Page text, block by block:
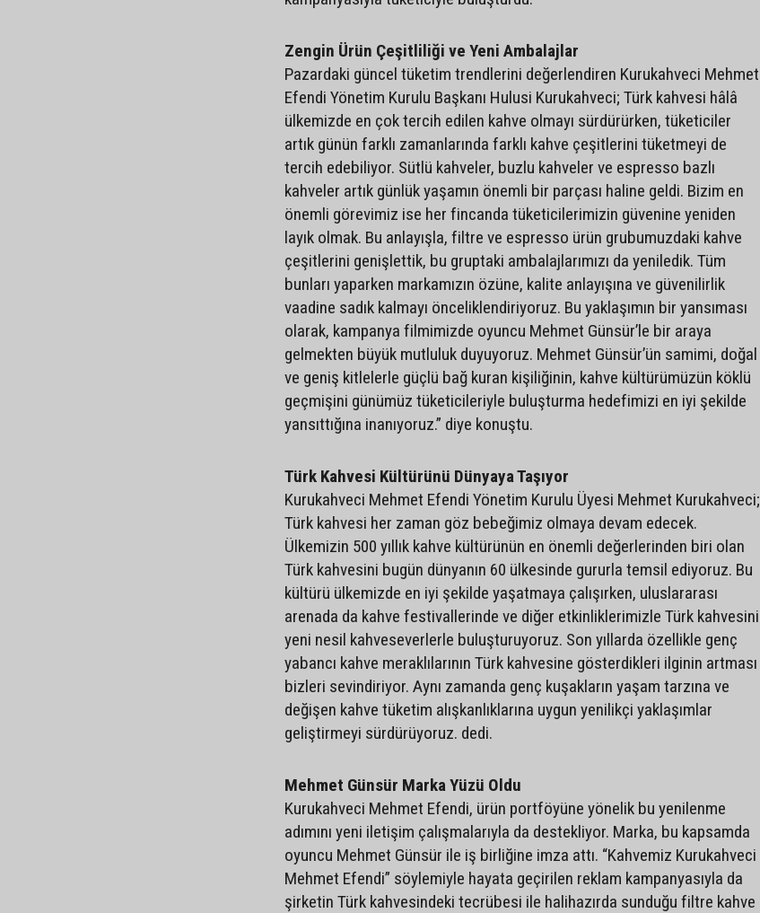
Zengin Ürün Çeşitliliği ve Yeni Ambalajlar
Pazardaki güncel tüketim trendlerini değerlendiren Kurukahveci Mehmet
Efendi Yönetim Kurulu Başkanı Hulusi Kurukahveci; Türk kahvesi hâlâ
ülkemizde en çok tercih edilen kahve olmayı sürdürürken, tüketiciler
artık günün farklı zamanlarında farklı kahve çeşitlerini tüketmeyi de
tercih edebiliyor. Sütlü kahveler, buzlu kahveler ve espresso bazlı
kahveler artık günlük yaşamın önemli bir parçası haline geldi. Bizim en
önemli görevimiz ise her fincanda tüketicilerimizin güvenine yeniden
layık olmak. Bu anlayışla, filtre ve espresso ürün grubumuzdaki kahve
çeşitlerini genişlettik, bu gruptaki ambalajlarımızı da yeniledik. Tüm
bunları yaparken markamızın özüne, kalite anlayışına ve güvenilirlik
vaadine sadık kalmayı önceliklendiriyoruz. Bu yaklaşımın bir yansıması
olarak, kampanya filmimizde oyuncu Mehmet Günsür’le bir araya
gelmekten büyük mutluluk duyuyoruz. Mehmet Günsür’ün samimi, doğal
ve geniş kitlelerle güçlü bağ kuran kişiliğinin, kahve kültürümüzün köklü
geçmişini günümüz tüketicileriyle buluşturma hedefimizi en iyi şekilde
yansıttığına inanıyoruz.” diye konuştu.
Türk Kahvesi Kültürünü Dünyaya Taşıyor
Kurukahveci Mehmet Efendi Yönetim Kurulu Üyesi Mehmet Kurukahveci;
Türk kahvesi her zaman göz bebeğimiz olmaya devam edecek.
Ülkemizin 500 yıllık kahve kültürünün en önemli değerlerinden biri olan
Türk kahvesini bugün dünyanın 60 ülkesinde gururla temsil ediyoruz. Bu
kültürü ülkemizde en iyi şekilde yaşatmaya çalışırken, uluslararası
arenada da kahve festivallerinde ve diğer etkinliklerimizle Türk kahvesini
yeni nesil kahveseverlerle buluşturuyoruz. Son yıllarda özellikle genç
yabancı kahve meraklılarının Türk kahvesine gösterdikleri ilginin artması
bizleri sevindiriyor. Aynı zamanda genç kuşakların yaşam tarzına ve
değişen kahve tüketim alışkanlıklarına uygun yenilikçi yaklaşımlar
geliştirmeyi sürdürüyoruz. dedi.
Mehmet Günsür Marka Yüzü Oldu
Kurukahveci Mehmet Efendi, ürün portföyüne yönelik bu yenilenme
adımını yeni iletişim çalışmalarıyla da destekliyor. Marka, bu kapsamda
oyuncu Mehmet Günsür ile iş birliğine imza attı. “Kahvemiz Kurukahveci
Mehmet Efendi” söylemiyle hayata geçirilen reklam kampanyasıyla da
şirketin Türk kahvesindeki tecrübesi ile halihazırda sunduğu filtre kahve